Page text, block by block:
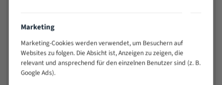
Technische Beschreibung:
Positiver Spanwinkel
Bandkörper aus hochlegiertem Federstahl
Marketing
Marketing-Cookies werden verwendet, um Besuchern auf
Websites zu folgen. Die Absicht ist, Anzeigen zu zeigen, die
relevant und ansprechend für den einzelnen Benutzer sind (z. B.
Google Ads).